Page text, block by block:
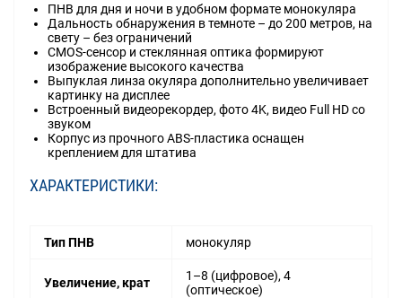
ПНВ для дня и ночи в удобном формате монокуляра
Дальность обнаружения в темноте – до 200 метров, на
свету – без ограничений
CMOS-сенсор и стеклянная оптика формируют
изображение высокого качества
Выпуклая линза окуляра дополнительно увеличивает
картинку на дисплее
Встроенный видеорекордер, фото 4K, видео Full HD со
звуком
Корпус из прочного ABS-пластика оснащен
креплением для штатива
ХАРАКТЕРИСТИКИ:
Тип ПНВ монокуляр
Увеличение, крат
1–8 (цифровое), 4
(оптическое)